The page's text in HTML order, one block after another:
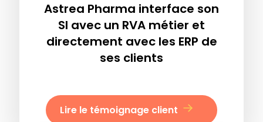
Astrea Pharma interface son
SI avec un RVA métier et
directement avec les ERP de
ses clients
Lire le témoignage client